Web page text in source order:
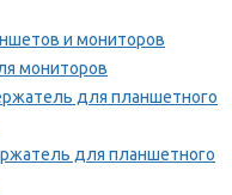
и мониторов
мониторов
для планшетного
для планшетного